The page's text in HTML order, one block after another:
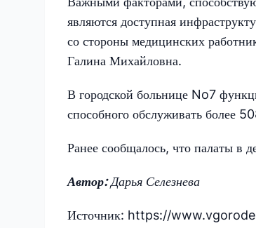
являются доступная
со стороны медицинских
Галина Михайловна.
В городской больнице No7
способного обслуживать более
Ранее сообщалось, что палаты в
Автор:Дарья Селезнева
Источник: https://